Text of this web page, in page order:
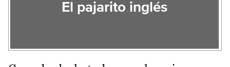
El pajarito inglés